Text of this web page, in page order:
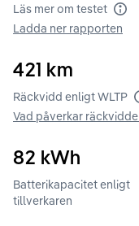
Läs mer om testet
Ladda ner rapporten
421 km
Räckvidd enligt WLTP
Vad påverkar
82 kWh
Batterikapacitet enligt
tillverkaren